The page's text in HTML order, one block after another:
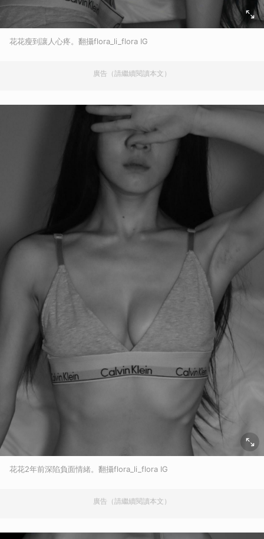
花花瘦到讓人心疼。翻攝flora_li_flora IG
廣告（請繼續閱讀本文）
花花2年前深陷負面情緒。翻攝flora_li_flora IG
廣告（請繼續閱讀本文）